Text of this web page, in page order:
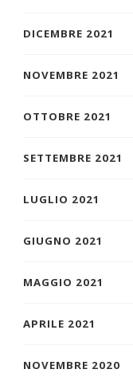
DICEMBRE 2021
NOVEMBRE 2021
OTTOBRE 2021
SETTEMBRE 2021
LUGLIO 2021
GIUGNO 2021
MAGGIO 2021
APRILE 2021
NOVEMBRE 2020